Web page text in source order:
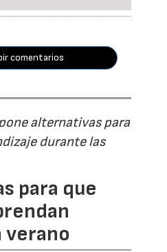
comentarios
alternativas para
durante las
para que
verano